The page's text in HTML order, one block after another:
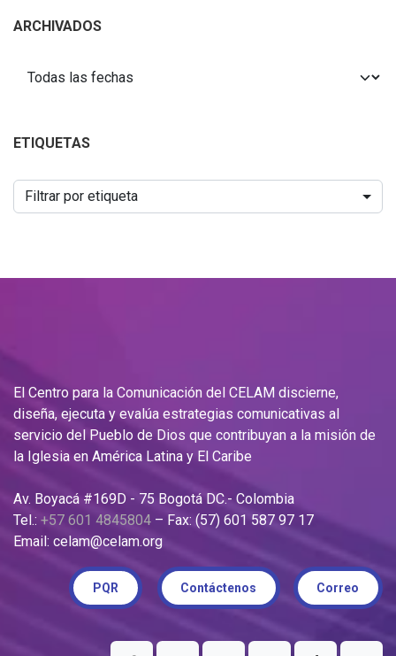
ARCHIVADOS
ETIQUETAS
Filtrar por etiqueta
El Centro para la Comunicación del CELAM discierne,
diseña, ejecuta y evalúa estrategias comunicativas al
servicio del Pueblo de Dios que contribuyan a la misión de
la Iglesia en América Latina y El Caribe
Av. Boyacá #169D - 75 Bogotá DC.- Colombia
Tel.: +57 601 4845804 – Fax: (57) 601 587 97 17
Email: celam@celam.org
PQR Contáctenos Correo